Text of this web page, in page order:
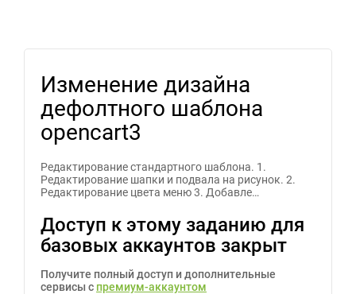
Изменение дизайна
дефолтного шаблона
opencart3
Редактирование стандартного шаблона. 1.
Редактирование шапки и подвала на рисунок. 2.
Редактирование цвета меню 3. Добавле…
Доступ к этому заданию для
базовых аккаунтов закрыт
Получите полный доступ и дополнительные
сервисы с премиум-аккаунтом